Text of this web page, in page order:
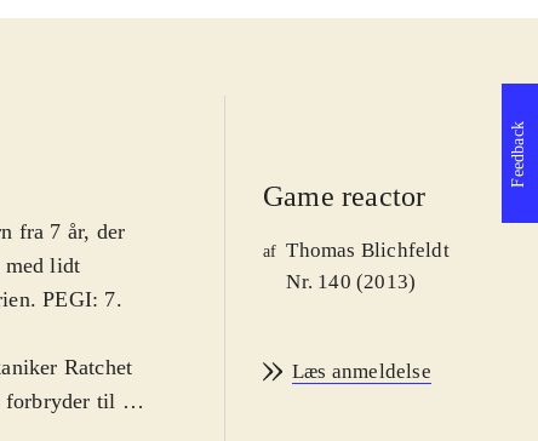
fra 7 år, der
med lidt
PEGI: 7.
Ratchet
forbryder til et
Game reactor
af Thomas Blichfeldt
Nr. 140 (2013)
Læs anmeldelse
Feedback